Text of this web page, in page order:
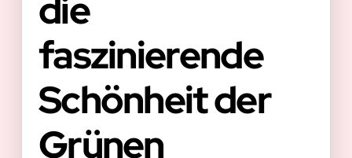
die
faszinierende
Schönheit der
Grünen